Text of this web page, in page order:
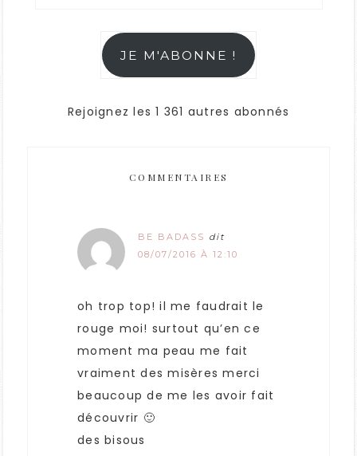
JE M'ABONNE !
Rejoignez les 1 361 autres abonnés
COMMENTAIRES
BE BADASS dit
08/07/2016 À 12:10
oh trop top! il me faudrait le
rouge moi! surtout qu’en ce
moment ma peau me fait
vraiment des misères merci
beaucoup de me les avoir fait
découvrir 🙂
des bisous